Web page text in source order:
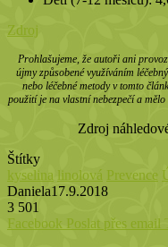
Zdroj
Prohlašujeme, že autoři ani
újmy způsobené využíváním
nebo léčebné metody v tomto
použití je na vlastní nebezpečí a
Zdroj
Štítky
kyselina linolová Prevence
Daniela17.9.2018
3 501
Facebook Poslat přes email